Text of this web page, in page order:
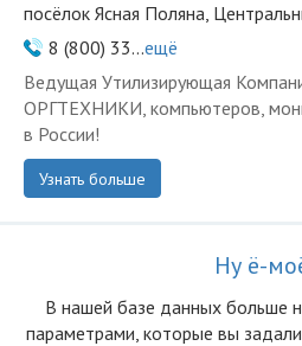
посёлок Ясная Поляна,
8 (800) 33...ещё
Ведущая Утилизирующая
ОРГТЕХНИКИ, компьютеров,
в России!
Узнать больше
Ну ё-
В нашей базе данных больше
параметрами, которые вы